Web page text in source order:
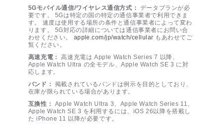
5Gモバイル通信/ワイヤレス通信方式： データプランが必
要です。 5Gは特定の国の特定の通信事業者で利用できま
す。 速度は使用する場所の条件と通信事業者によって変わ
ります。 5G対応の詳細については通信事業者にお問い合
わせください。 apple.com/jp/watch/cellular もあわせてご
覧ください。
高速充電： 高速充電は Apple Watch Series 7 以降、
Apple Watch Ultra の全モデル、Apple Watch SE 3 に対
応します。
バンド： 掲載されているバンドは例示を目的としており、
在庫が限られている場合があります。
互換性： Apple Watch Ultra 3、Apple Watch Series 11、
Apple Watch SE 3 を利用するには、iOS 26以降を搭載し
た iPhone 11 以降が必要です。